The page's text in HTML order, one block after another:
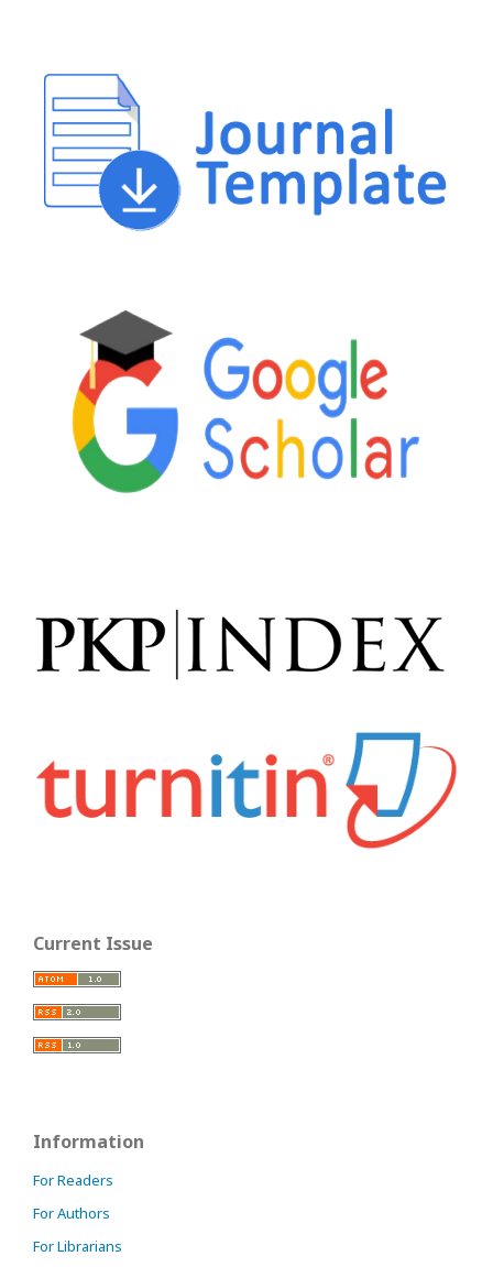
Current Issue
Information
For Readers
For Authors
For Librarians